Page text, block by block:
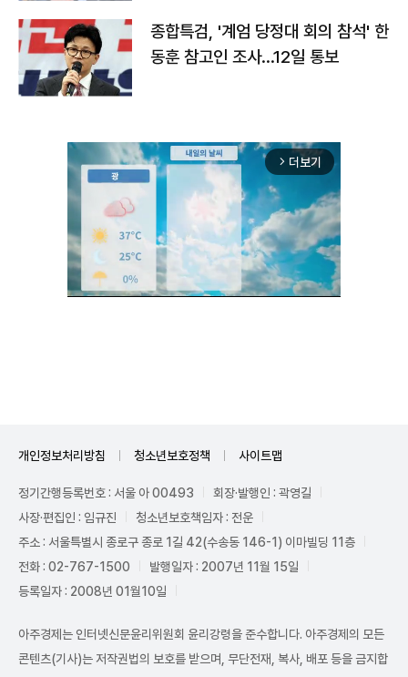
종합특검, '계엄 당정대 회의 참석' 한
동훈 참고인 조사...12일 통보
arrow_forward_ios 더보기
개인정보처리방침 청소년보호정책 사이트맵
정기간행등록번호 : 서울 아 00493
회장·발행인 : 곽영길
사장·편집인 : 임규진
청소년보호책임자 : 전운
주소 : 서울특별시 종로구 종로 1길 42(수송동 146-1) 이마빌딩 11층
전화 : 02-767-1500
발행일자 : 2007년 11월 15일
등록일자 : 2008년 01월10일
아주경제는 인터넷신문윤리위원회 윤리강령을 준수합니다. 아주경제의 모든
콘텐츠(기사)는 저작권법의 보호를 받으며, 무단전재, 복사, 배포 등을 금지합